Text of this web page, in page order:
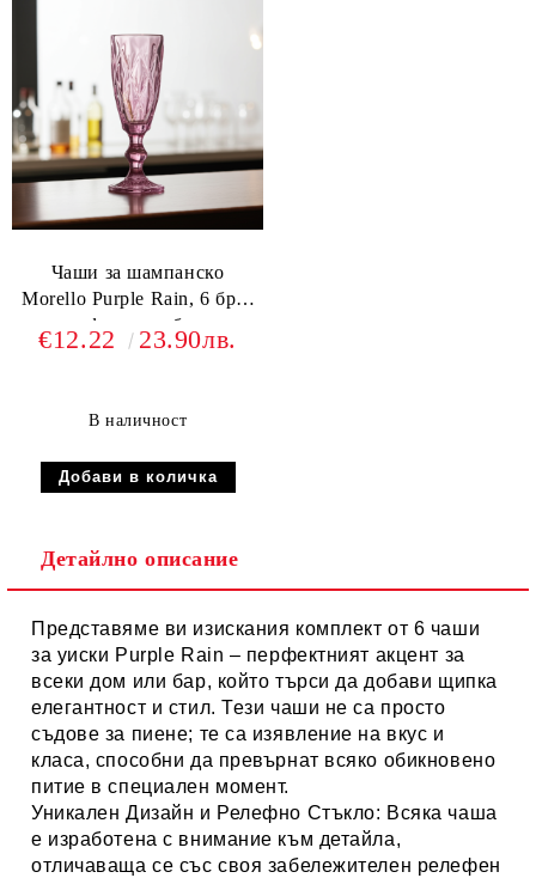
Чаши за шампанско
Morello Purple Rain, 6 бр. -
релефно и стабилно
стъкло
€12.22 23.90лв.
В наличност
Детайлно описание
Представяме ви изискания комплект от 6 чаши
за уиски Purple Rain – перфектният акцент за
всеки дом или бар, който търси да добави щипка
елегантност и стил. Тези чаши не са просто
съдове за пиене; те са изявление на вкус и
класа, способни да превърнат всяко обикновено
питие в специален момент.
Уникален Дизайн и Релефно Стъкло: Всяка чаша
е изработена с внимание към детайла,
отличаваща се със своя забележителен релефен